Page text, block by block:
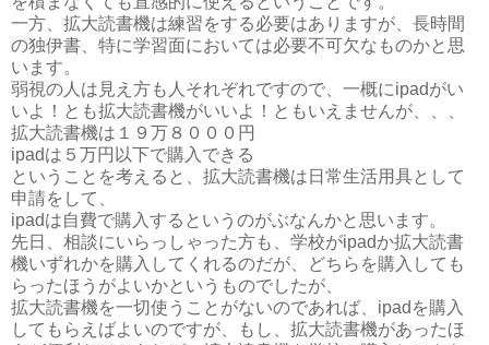
一方、拡大読書機は練習をする必要はありますが、長時間
の独伊書、特に学習面においては必要不可欠なものかと思
います。
弱視の人は見え方も人それぞれですので、一概にipadがい
いよ！とも拡大読書機がいいよ！ともいえませんが、、、
拡大読書機は１９万８０００円
ipadは５万円以下で購入できる
ということを考えると、拡大読書機は日常生活用具として
申請をして、
ipadは自費で購入するというのがぶなんかと思います。
先日、相談にいらっしゃった方も、学校がipadか拡大読書
機いずれかを購入してくれるのだが、どちらを購入しても
らったほうがよいかというものでしたが、
拡大読書機を一切使うことがないのであれば、ipadを購入
してもらえばよいのですが、もし、拡大読書機があったほ